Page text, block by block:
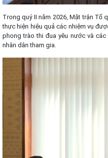
Trong quý II năm 2026, Mặt trận Tổ
thực hiện hiệu quả các nhiệm vụ
phong trào thi đua yêu nước và
nhân dân tham gia.